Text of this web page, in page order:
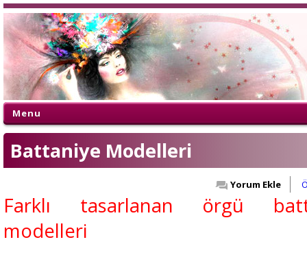
Menu
Battaniye Modelleri
Yorum Ekle
Farklı tasarlanan örgü
modelleri